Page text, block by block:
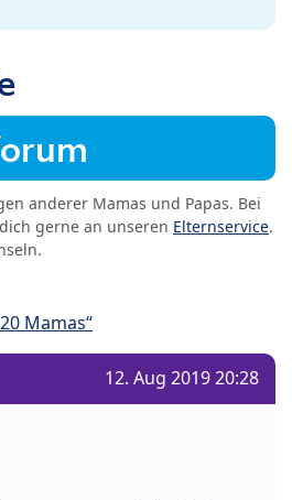
anderer Mamas und Papas. Bei
gerne an unseren Elternservice.
Mamas“
12. Aug 2019 20:28